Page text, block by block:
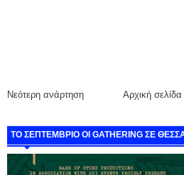
Νεότερη ανάρτηση Αρχική σελίδα
ΤΟ ΣΕΠΤΕΜΒΡΙΟ ΟΙ GATHERING ΣΕ